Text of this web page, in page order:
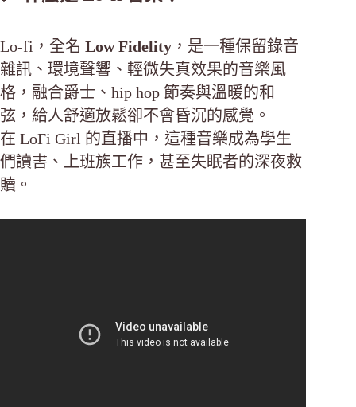
Lo-fi，全名 Low Fidelity ，是一種保留錄音
雜訊、環境聲響、輕微失真效果的音樂風
格，融合爵士、hip hop 節奏與溫暖的和
弦，給人舒適放鬆卻不會昏沉的感覺。
在 LoFi Girl 的直播中，這種音樂成為學生
們讀書、上班族工作，甚至失眠者的深夜救
贖。